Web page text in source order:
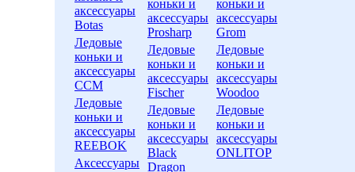
аксессуары
Botas
Ледовые
коньки и
аксессуары
CCM
Ледовые
коньки и
аксессуары
REEBOK
Аксессуары
коньки и
аксессуары
Prosharp
Ледовые
коньки и
аксессуары
Fischer
Ледовые
коньки и
аксессуары
Black
Dragon
коньки и
аксессуары
Grom
Ледовые
коньки и
аксессуары
Woodoo
Ледовые
коньки и
аксессуары
ONLITOP